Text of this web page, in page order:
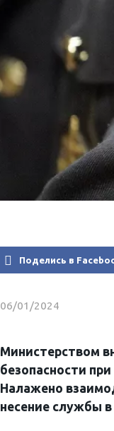
Поделись в
06/01/2024
Министерством
безопасности
Налажено
несение службы